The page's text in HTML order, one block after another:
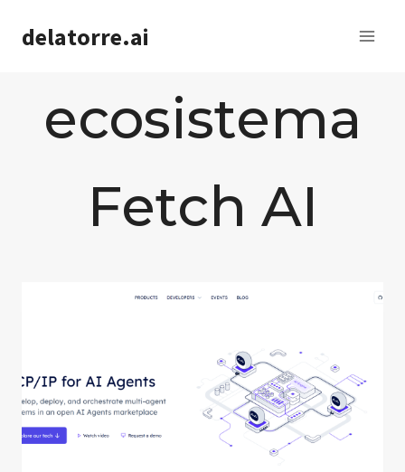
delatorre.ai
ecosistema
Fetch AI